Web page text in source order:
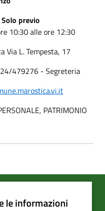
Solo previo
10:30 alle ore 12:30
Via L. Tempesta, 17
479276 - Segreteria
PATRIMONIO
le informazioni